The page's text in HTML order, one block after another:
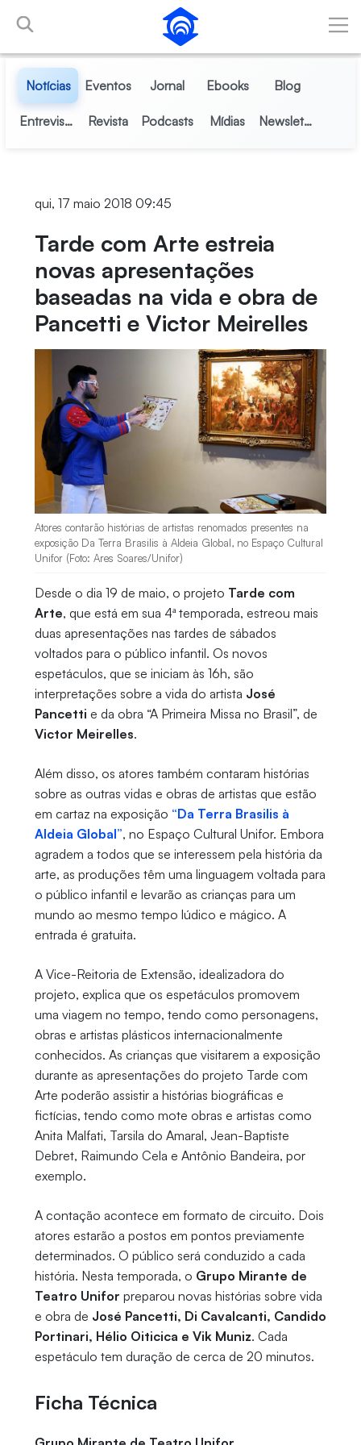
Pular para o Conteúdo principal
Notícias Eventos Jornal Ebooks Blog
Entrevistas Revista Podcasts Mídias Newsletter
qui, 17 maio 2018 09:45
Tarde com Arte estreia
novas apresentações
baseadas na vida e obra de
Pancetti e Victor Meirelles
Atores contarão histórias de artistas renomados presentes na
exposição Da Terra Brasilis à Aldeia Global, no Espaço Cultural
Unifor (Foto: Ares Soares/Unifor)
Desde o dia 19 de maio, o projeto Tarde com
Arte, que está em sua 4ª temporada, estreou mais
duas apresentações nas tardes de sábados
voltados para o público infantil. Os novos
espetáculos, que se iniciam às 16h, são
interpretações sobre a vida do artista José
Pancetti e da obra “A Primeira Missa no Brasil”, de
Victor Meirelles.
Além disso, os atores também contaram histórias
sobre as outras vidas e obras de artistas que estão
em cartaz na exposição “Da Terra Brasilis à
Aldeia Global”, no Espaço Cultural Unifor. Embora
agradem a todos que se interessem pela história da
arte, as produções têm uma linguagem voltada para
o público infantil e levarão as crianças para um
mundo ao mesmo tempo lúdico e mágico. A
entrada é gratuita.
A Vice-Reitoria de Extensão, idealizadora do
projeto, explica que os espetáculos promovem
uma viagem no tempo, tendo como personagens,
obras e artistas plásticos internacionalmente
conhecidos. As crianças que visitarem a exposição
durante as apresentações do projeto Tarde com
Arte poderão assistir a histórias biográficas e
fictícias, tendo como mote obras e artistas como
Anita Malfati, Tarsila do Amaral, Jean-Baptiste
Debret, Raimundo Cela e Antônio Bandeira, por
exemplo.
A contação acontece em formato de circuito. Dois
atores estarão a postos em pontos previamente
determinados. O público será conduzido a cada
história. Nesta temporada, o Grupo Mirante de
Teatro Unifor preparou novas histórias sobre vida
e obra de José Pancetti, Di Cavalcanti, Candido
Portinari, Hélio Oiticica e Vik Muniz. Cada
espetáculo tem duração de cerca de 20 minutos.
Ficha Técnica